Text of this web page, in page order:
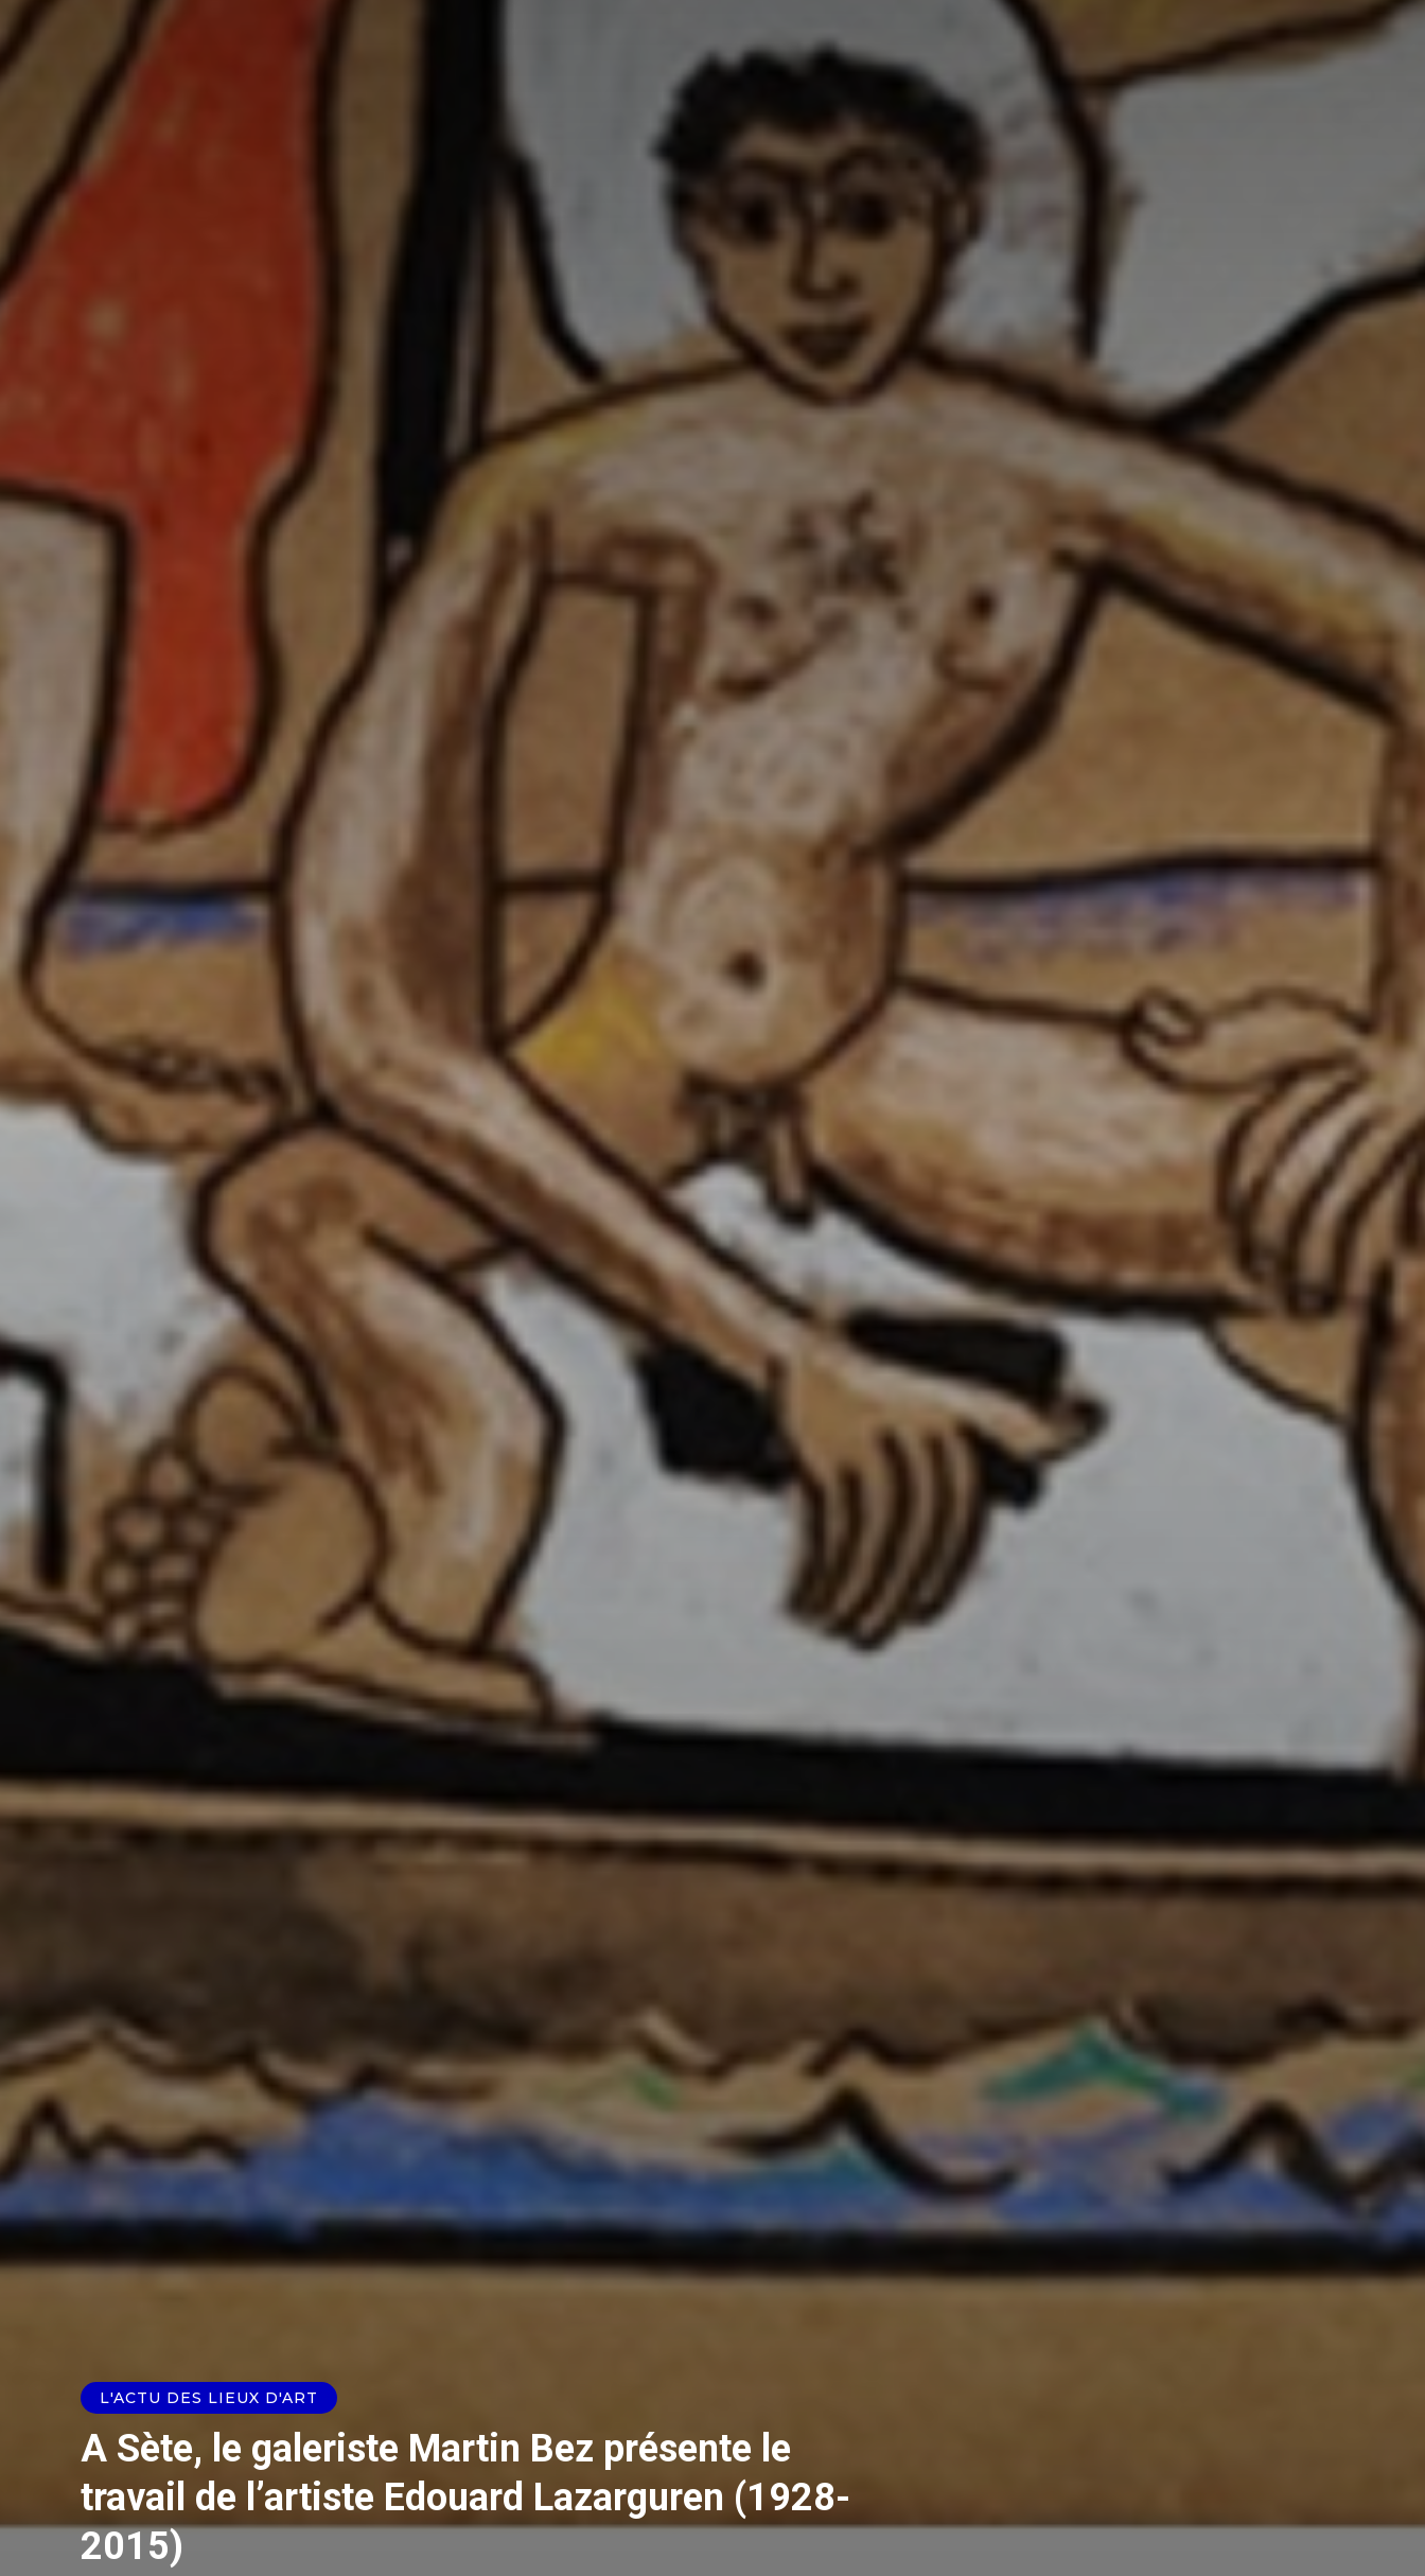
Statut / Organisation
J'accepte les termes et conditions
Adresse email*
Prénom
Statut / Organisation
L'ACTU DES LIEUX D'ART
A Sète, le galeriste Martin Bez présente le
travail de l’artiste Edouard Lazarguren (1928-
2015)